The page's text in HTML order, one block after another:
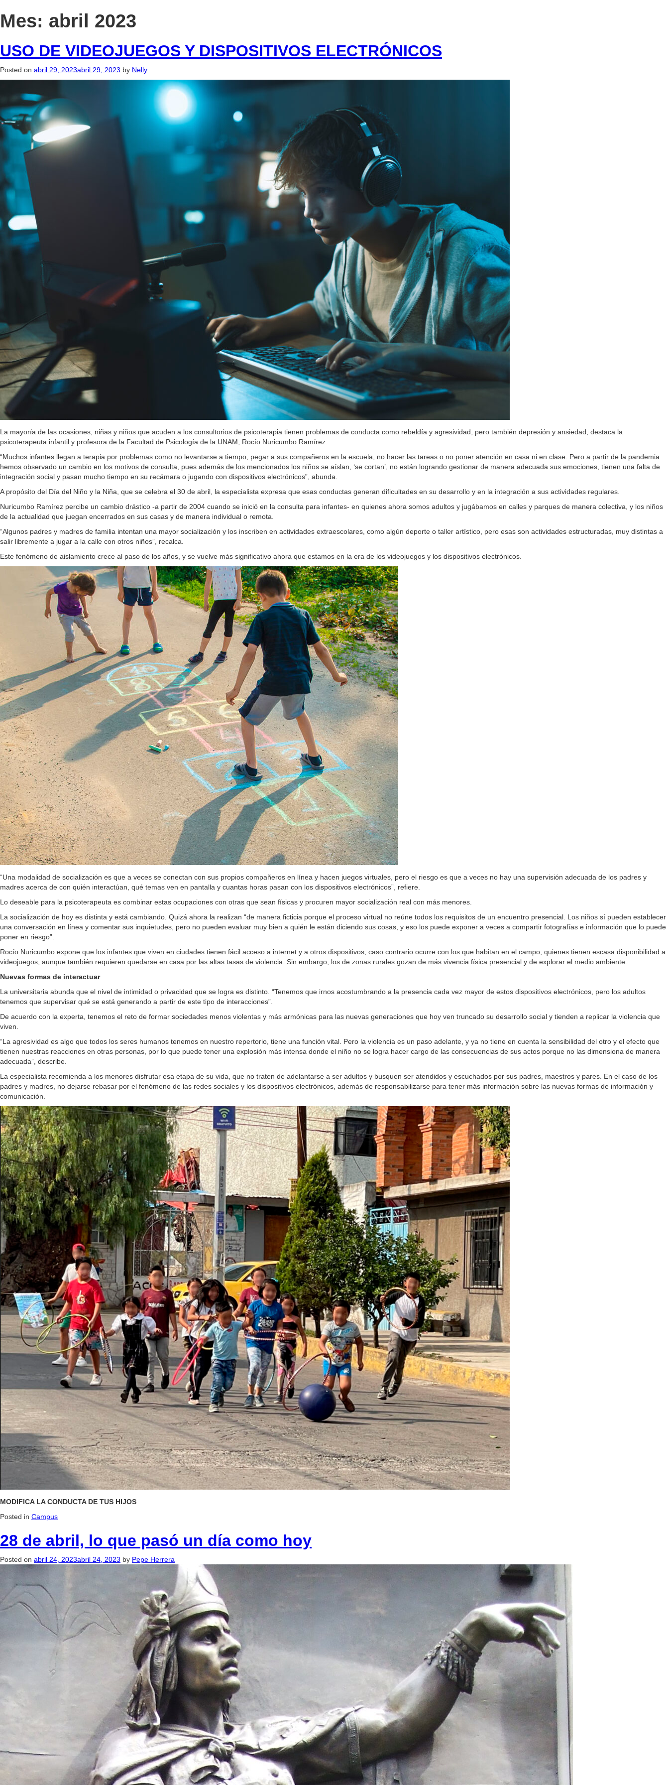
Mes: abril 2023
USO DE VIDEOJUEGOS Y DISPOSITIVOS ELECTRÓNICOS
Posted on abril 29, 2023abril 29, 2023 by Nelly
La mayoría de las ocasiones, niñas y niños que acuden a los consultorios de psicoterapia tienen problemas de conducta como rebeldía y agresividad, pero también depresión y ansiedad, destaca la
psicoterapeuta infantil y profesora de la Facultad de Psicología de la UNAM, Rocío Nuricumbo Ramírez.
“Muchos infantes llegan a terapia por problemas como no levantarse a tiempo, pegar a sus compañeros en la escuela, no hacer las tareas o no poner atención en casa ni en clase. Pero a partir de la pandemia
hemos observado un cambio en los motivos de consulta, pues además de los mencionados los niños se aíslan, ‘se cortan’, no están logrando gestionar de manera adecuada sus emociones, tienen una falta de
integración social y pasan mucho tiempo en su recámara o jugando con dispositivos electrónicos”, abunda.
A propósito del Día del Niño y la Niña, que se celebra el 30 de abril, la especialista expresa que esas conductas generan dificultades en su desarrollo y en la integración a sus actividades regulares.
Nuricumbo Ramírez percibe un cambio drástico -a partir de 2004 cuando se inició en la consulta para infantes- en quienes ahora somos adultos y jugábamos en calles y parques de manera colectiva, y los niños
de la actualidad que juegan encerrados en sus casas y de manera individual o remota.
“Algunos padres y madres de familia intentan una mayor socialización y los inscriben en actividades extraescolares, como algún deporte o taller artístico, pero esas son actividades estructuradas, muy distintas a
salir libremente a jugar a la calle con otros niños”, recalca.
Este fenómeno de aislamiento crece al paso de los años, y se vuelve más significativo ahora que estamos en la era de los videojuegos y los dispositivos electrónicos.
“Una modalidad de socialización es que a veces se conectan con sus propios compañeros en línea y hacen juegos virtuales, pero el riesgo es que a veces no hay una supervisión adecuada de los padres y
madres acerca de con quién interactúan, qué temas ven en pantalla y cuantas horas pasan con los dispositivos electrónicos”, refiere.
Lo deseable para la psicoterapeuta es combinar estas ocupaciones con otras que sean físicas y procuren mayor socialización real con más menores.
La socialización de hoy es distinta y está cambiando. Quizá ahora la realizan “de manera ficticia porque el proceso virtual no reúne todos los requisitos de un encuentro presencial. Los niños sí pueden establecer
una conversación en línea y comentar sus inquietudes, pero no pueden evaluar muy bien a quién le están diciendo sus cosas, y eso los puede exponer a veces a compartir fotografías e información que lo puede
poner en riesgo”.
Rocío Nuricumbo expone que los infantes que viven en ciudades tienen fácil acceso a internet y a otros dispositivos; caso contrario ocurre con los que habitan en el campo, quienes tienen escasa disponibilidad a
videojuegos, aunque también requieren quedarse en casa por las altas tasas de violencia. Sin embargo, los de zonas rurales gozan de más vivencia física presencial y de explorar el medio ambiente.
Nuevas formas de interactuar
La universitaria abunda que el nivel de intimidad o privacidad que se logra es distinto. “Tenemos que irnos acostumbrando a la presencia cada vez mayor de estos dispositivos electrónicos, pero los adultos
tenemos que supervisar qué se está generando a partir de este tipo de interacciones”.
De acuerdo con la experta, tenemos el reto de formar sociedades menos violentas y más armónicas para las nuevas generaciones que hoy ven truncado su desarrollo social y tienden a replicar la violencia que
viven.
“La agresividad es algo que todos los seres humanos tenemos en nuestro repertorio, tiene una función vital. Pero la violencia es un paso adelante, y ya no tiene en cuenta la sensibilidad del otro y el efecto que
tienen nuestras reacciones en otras personas, por lo que puede tener una explosión más intensa donde el niño no se logra hacer cargo de las consecuencias de sus actos porque no las dimensiona de manera
adecuada”, describe.
La especialista recomienda a los menores disfrutar esa etapa de su vida, que no traten de adelantarse a ser adultos y busquen ser atendidos y escuchados por sus padres, maestros y pares. En el caso de los
padres y madres, no dejarse rebasar por el fenómeno de las redes sociales y los dispositivos electrónicos, además de responsabilizarse para tener más información sobre las nuevas formas de información y
comunicación.
MODIFICA LA CONDUCTA DE TUS HIJOS
Posted in Campus
28 de abril, lo que pasó un día como hoy
Posted on abril 24, 2023abril 24, 2023 by Pepe Herrera